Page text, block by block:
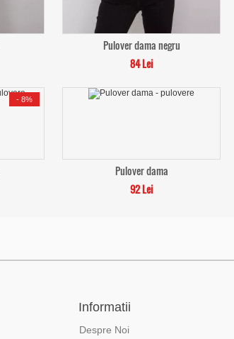
Pulover dama negru
84 Lei
- 8%
Pulover dama
92 Lei
Informatii
Despre Noi